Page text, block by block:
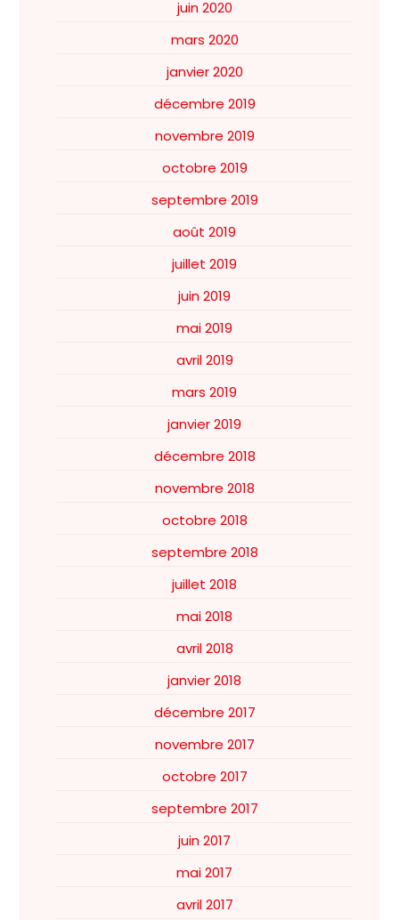
juin 2020
mars 2020
janvier 2020
décembre 2019
novembre 2019
octobre 2019
septembre 2019
août 2019
juillet 2019
juin 2019
mai 2019
avril 2019
mars 2019
janvier 2019
décembre 2018
novembre 2018
octobre 2018
septembre 2018
juillet 2018
mai 2018
avril 2018
janvier 2018
décembre 2017
novembre 2017
octobre 2017
septembre 2017
juin 2017
mai 2017
avril 2017